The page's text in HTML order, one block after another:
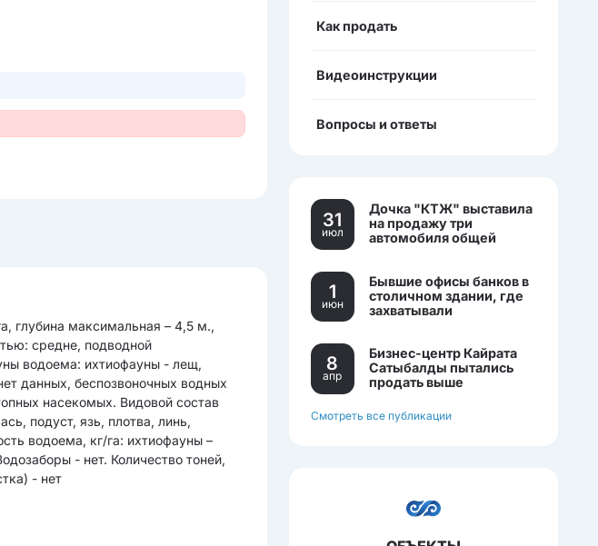
глубина максимальная – 4,5 м.,
средне, подводной
водоема: ихтиофауны - лещ,
данных, беспозвоночных водных
насекомых. Видовой состав
подуст, язь, плотва, линь,
водоема, кг/га: ихтиофауны –
- нет. Количество тоней,
- нет
Как продать
Видеоинструкции
Вопросы и ответы
31
июл
Дочка "КТЖ" выставила
на продажу три
автомобиля общей
1
июн
Бывшие офисы банков в
столичном здании, где
захватывали
8
апр
Бизнес-центр Кайрата
Сатыбалды пытались
продать выше
Смотреть все публикации